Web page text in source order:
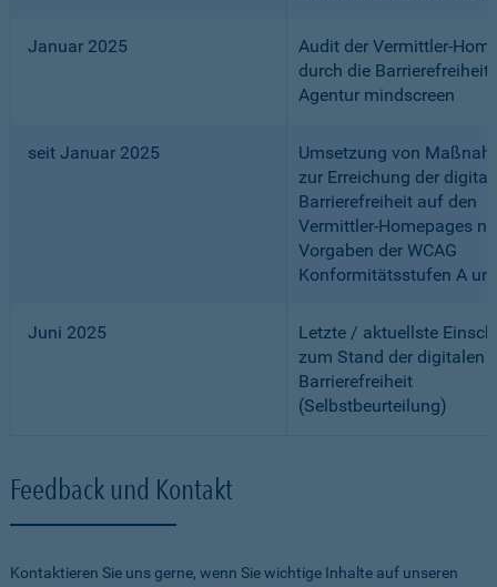
Januar 2025
Audit der Vermittler-
durch die
Agentur mindscreen
seit Januar 2025
Umsetzung von
zur Erreichung der
Barrierefreiheit auf den
Vermittler-Homepages
Vorgaben der WCAG
Konformitätsstufen A
Juni 2025
Letzte / aktuellste
zum Stand der digitalen
Barrierefreiheit
(Selbstbeurteilung)
Feedback und Kontakt
Kontaktieren Sie uns gerne, wenn Sie wichtige Inhalte auf unseren